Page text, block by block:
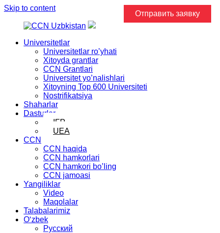
Skip to content
Universitetlar
Universitetlar ro’yhati
Xitoyda grantlar
CCN Grantlari
Universitet yo’nalishlari
Xitoyning Top 600 Universiteti
Nostrifikatsiya
Shaharlar
Dasturlar
IFP
UEA
CCN
CCN haqida
CCN hamkorlari
CCN hamkori bo’ling
CCN jamoasi
Yangiliklar
Video
Maqolalar
Talabalarimiz
Oʻzbek
Русский
Отправить заявку